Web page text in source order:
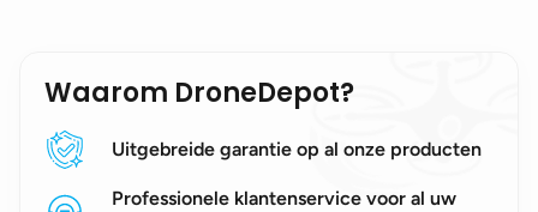
Waarom DroneDepot?
Uitgebreide garantie op al onze producten
Professionele klantenservice voor al uw